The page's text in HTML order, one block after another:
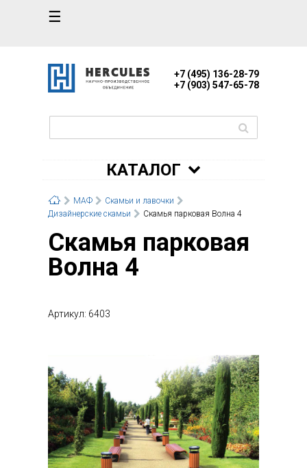
☰
+7 (495) 136-28-79
+7 (903) 547-65-78
КАТАЛОГ
МАФ
Скамьи и лавочки
Дизайнерские скамьи
Скамья парковая Волна 4
Скамья парковая
Волна 4
Артикул: 6403